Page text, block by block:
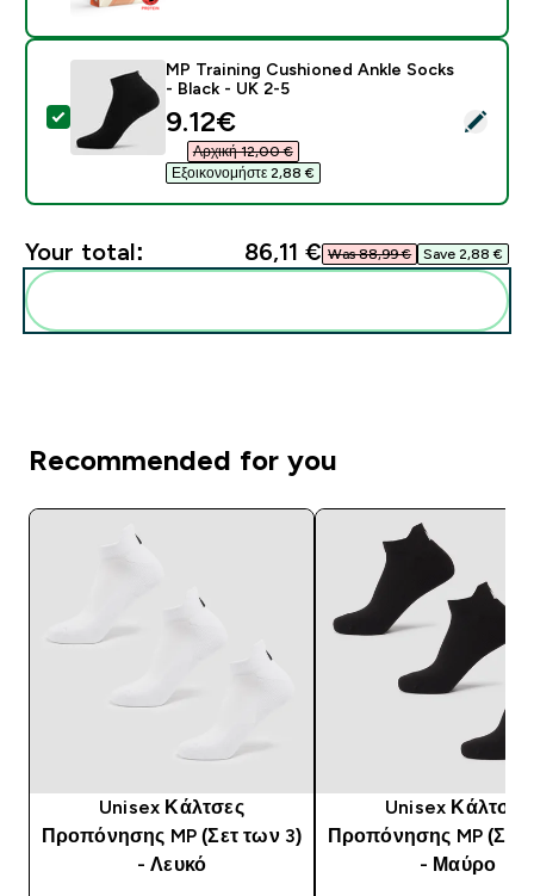
Select this product - MP Training Cushioned Ankle
MP Training Cushioned Ankle Socks
- Black - UK 2-5
discounted price
9.12€‎
Αρχική 12,00 €‎
Εξοικονομήστε 2,88 €‎
Your total: 86,11 €‎ Was 88,99 €‎ Save 2,88 €‎
Recommended for you
Unisex Κάλτσες
Προπόνησης MP (Σετ των 3)
- Λευκό
Unisex Κάλτσες
Προπόνησης MP (Σετ
- Μαύρο